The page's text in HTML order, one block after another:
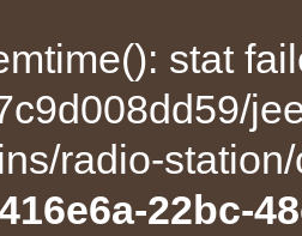
stat
radio-
22bc-